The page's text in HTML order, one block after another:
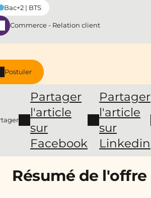
Postuler
Partager
l'article
sur
Facebook
Partager
l'article
sur
Linkedin
Bac+2 | BTS
Commerce - Relation client
Résumé de l'offre